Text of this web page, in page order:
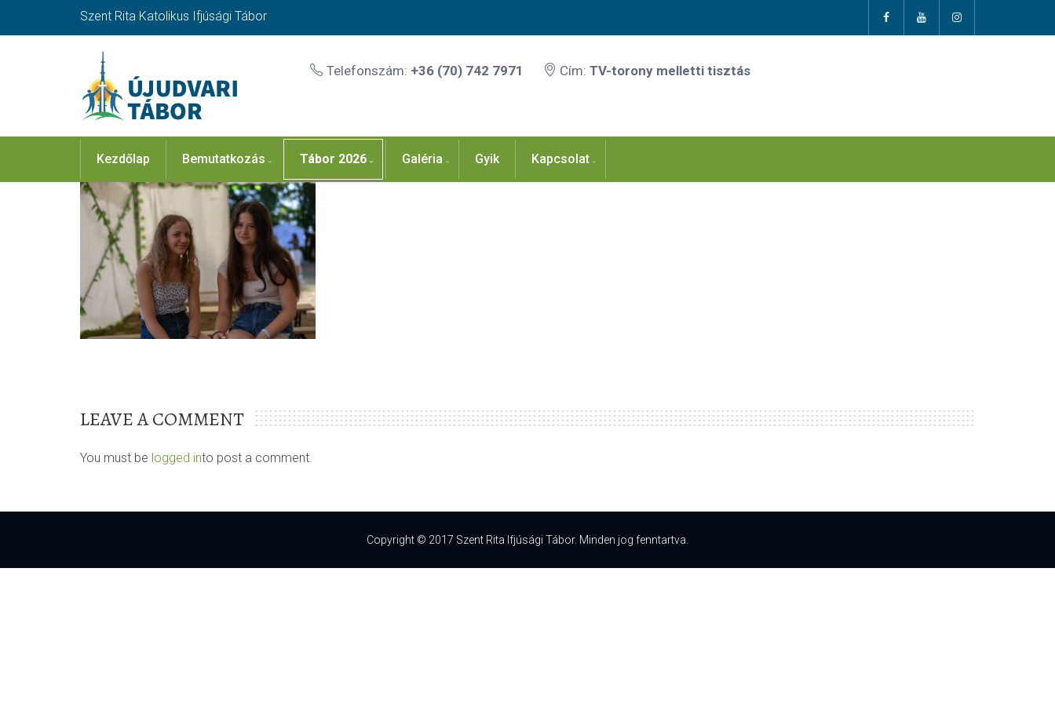
Szent Rita Katolikus Ifjúsági Tábor
Telefonszám: +36 (70) 742 7971 Cím: TV-torony melletti tisztás
Kezdőlap Bemutatkozás Tábor 2026 Galéria Gyik Kapcsolat
LEAVE A COMMENT
You must be logged into post a comment.
Copyright © 2017 Szent Rita Ifjúsági Tábor. Minden jog fenntartva.